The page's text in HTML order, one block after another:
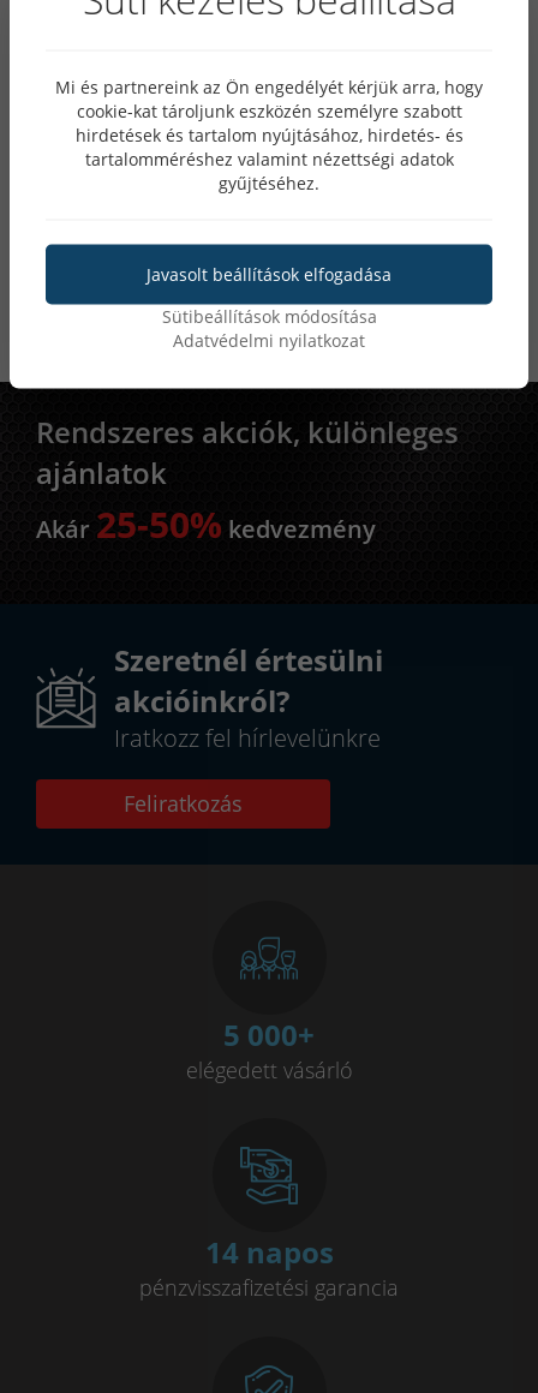
Hegesztőpálca ER308LSi 1.2mm - 5kg
Rendszeres akciók, különleges
ajánlatok
Akár 25-50% kedvezmény
Szeretnél értesülni
akcióinkról?
Iratkozz fel hírlevelünkre
Feliratkozás
5 000+
elégedett vásárló
14 napos
pénzvisszafizetési garancia
Mi és partnereink az Ön engedélyét kérjük arra, hogy
cookie-kat tároljunk eszközén személyre szabott
hirdetések és tartalom nyújtásához, hirdetés- és
tartalomméréshez valamint nézettségi adatok
gyűjtéséhez.
Javasolt beállítások elfogadása
Sütibeállítások módosítása
Adatvédelmi nyilatkozat